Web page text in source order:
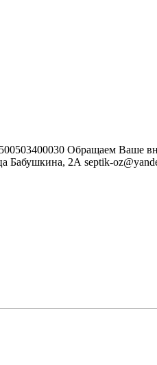
Обращаем Ваше
Бабушкина, 2А septik-